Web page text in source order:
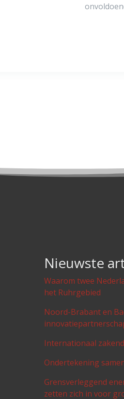
Nieuwste
Waarom twee
het Ruhrgebied
Noord-Brabant en
Internationaal
Ondertekening
Grensverleggend
zetten zich in voor